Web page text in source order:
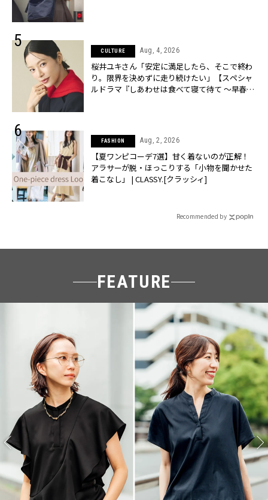
CULTURE Aug, 4, 2026
桜井ユキさん「安定に満足したら、そこで終わ
り。限界を決めずに走り続けたい」【スペシャ
ルドラマ『しあわせは食べて寝て待て ～早春の
FASHION Aug, 2, 2026
【夏ワンピコーデ7選】甘く着ないのが正解！
アラサーが脱・ほっこりする「小物を聞かせた
着こなし」 | CLASSY.[クラッシィ]
Recommended by
FEATURE